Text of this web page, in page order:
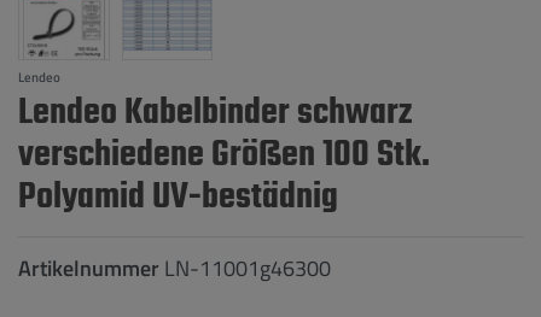
Lendeo
Lendeo Kabelbinder schwarz
verschiedene Größen 100 Stk.
Polyamid UV-bestädnig
Artikelnummer LN-11001g46300